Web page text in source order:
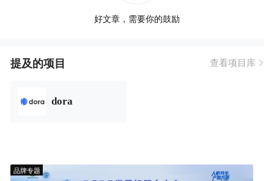
好文章，需要你的鼓励
提及的项目 查看项目库
dora
品牌专题